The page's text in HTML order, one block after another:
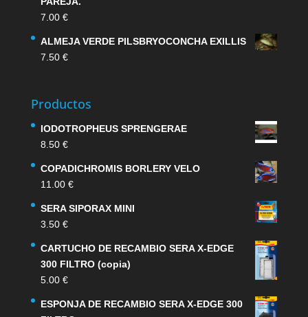
7.00 €
ALMEJA VERDE PILSBRYOCONCHA EXILLIS
7.50 €
Productos
IODOTROPHEUS SPRENGERAE
8.50 €
COPADICHROMIS BORLERY VELO
11.00 €
SERA SIPORAX MINI
3.50 €
CARTUCHO DE RECAMBIO SERA X-EDGE
300 FILTRO (copia)
5.00 €
ESPONJA DE RECAMBIO SERA X-EDGE 300